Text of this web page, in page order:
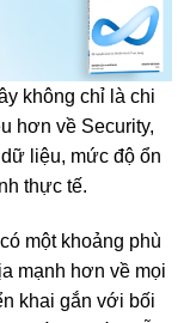
không chỉ là chi
hơn về Security,
liệu, mức độ ổn
thực tế.
một khoảng phù
mạnh hơn về mọi
khai gắn với bối